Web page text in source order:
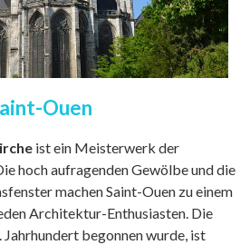
Ouen
ist ein Meisterwerk der
hoch aufragenden Gewölbe und die
machen Saint-Ouen zu einem
Architektur-Enthusiasten. Die
Jahrhundert begonnen wurde, ist